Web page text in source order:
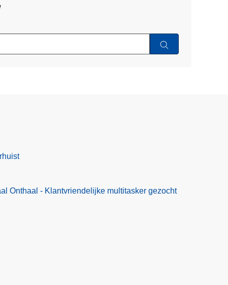
Onthaal - Klantvriendelijke multitasker gezocht